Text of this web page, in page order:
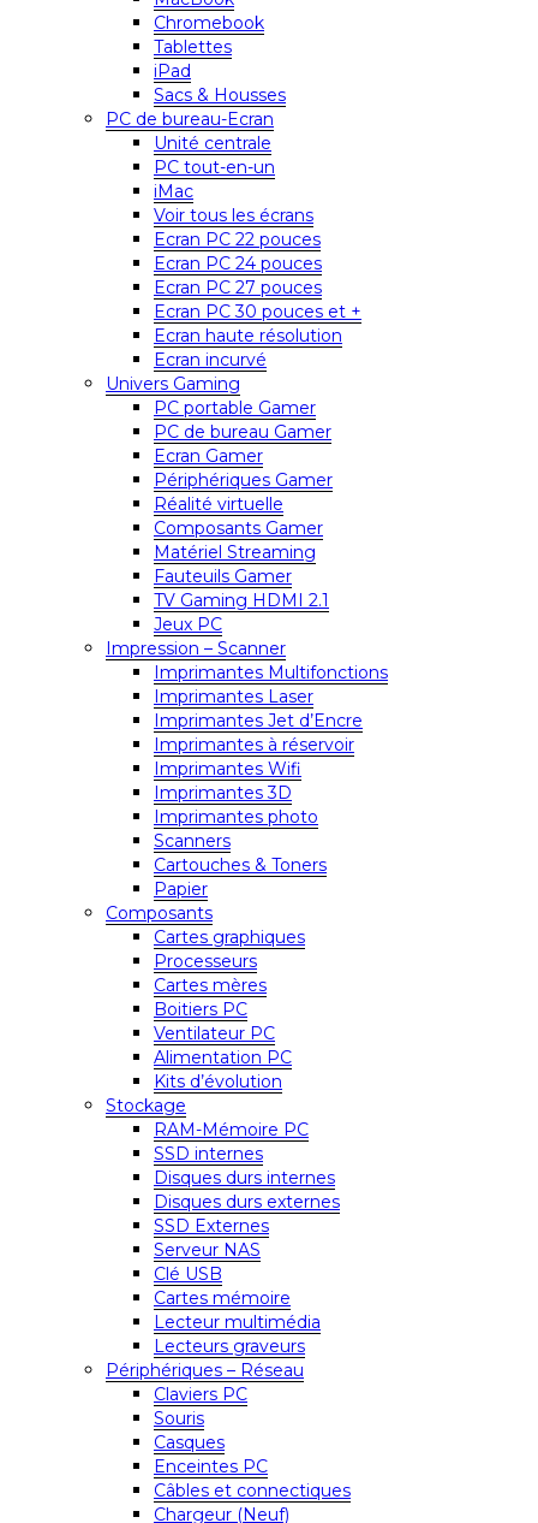
Chromebook
Tablettes
iPad
Sacs & Housses
PC de bureau-Ecran
Unité centrale
PC tout-en-un
iMac
Voir tous les écrans
Ecran PC 22 pouces
Ecran PC 24 pouces
Ecran PC 27 pouces
Ecran PC 30 pouces et +
Ecran haute résolution
Ecran incurvé
Univers Gaming
PC portable Gamer
PC de bureau Gamer
Ecran Gamer
Périphériques Gamer
Réalité virtuelle
Composants Gamer
Matériel Streaming
Fauteuils Gamer
TV Gaming HDMI 2.1
Jeux PC
Impression – Scanner
Imprimantes Multifonctions
Imprimantes Laser
Imprimantes Jet d’Encre
Imprimantes à réservoir
Imprimantes Wifi
Imprimantes 3D
Imprimantes photo
Scanners
Cartouches & Toners
Papier
Composants
Cartes graphiques
Processeurs
Cartes mères
Boitiers PC
Ventilateur PC
Alimentation PC
Kits d’évolution
Stockage
RAM-Mémoire PC
SSD internes
Disques durs internes
Disques durs externes
SSD Externes
Serveur NAS
Clé USB
Cartes mémoire
Lecteur multimédia
Lecteurs graveurs
Périphériques – Réseau
Claviers PC
Souris
Casques
Enceintes PC
Câbles et connectiques
Chargeur (Neuf)